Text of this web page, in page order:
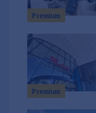
Premium
Premium